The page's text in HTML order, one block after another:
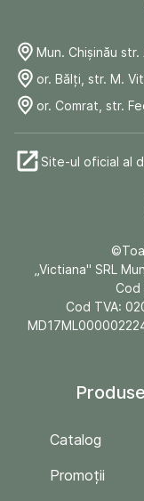
Mun. Chişinău
or. Bălți, str. M.
or. Comrat, str.
Site-ul oficial al
„Victiana" SRL
Cod TVA:
Produse
Catalog
Promoții